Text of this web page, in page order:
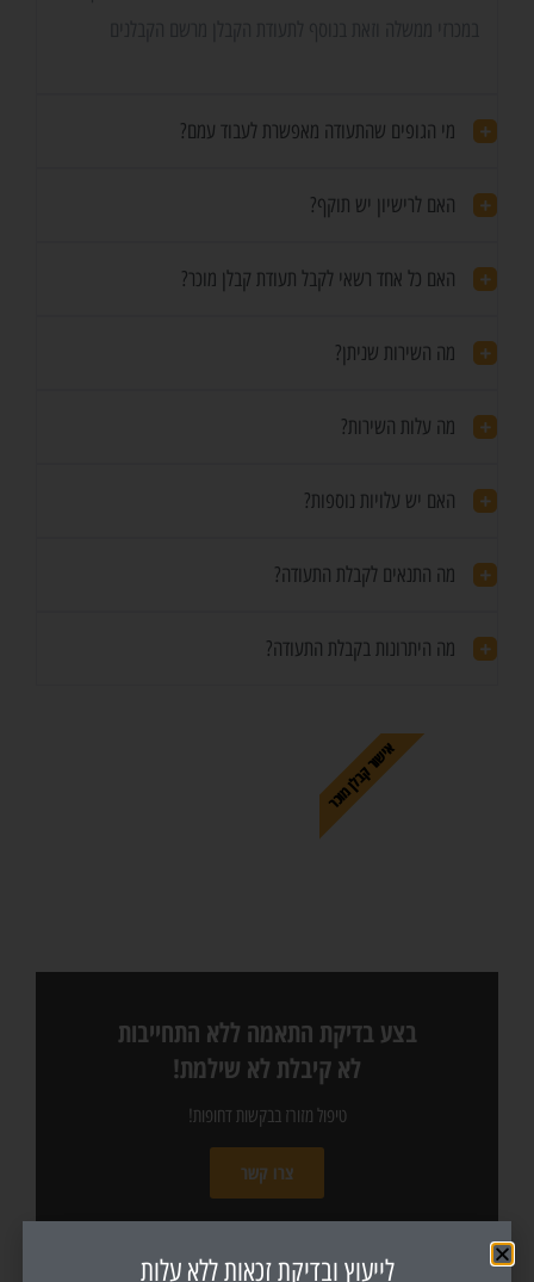
מי הגופים שהתעודה מאפשרת לעבוד עמם?
האם לרישיון יש תוקף?
האם כל אחד רשאי לקבל תעודת קבלן מוכר?
מה השירות שניתן?
מה עלות השירות?
האם יש עלויות נוספות?
מה התנאים לקבלת התעודה?
מה היתרונות בקבלת התעודה?
בצע בדיקת התאמה ללא התחייבות
לא קיבלת לא שילמת!
טיפול מזורז בבקשות דחופות!
צרו קשר
אישור קבלן מוכר
לייעוץ ובדיקת זכאות ללא עלות